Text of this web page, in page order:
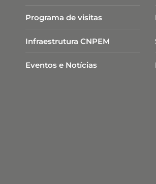
Programa de visitas
Infraestrutura CNPEM
Eventos e Notícias